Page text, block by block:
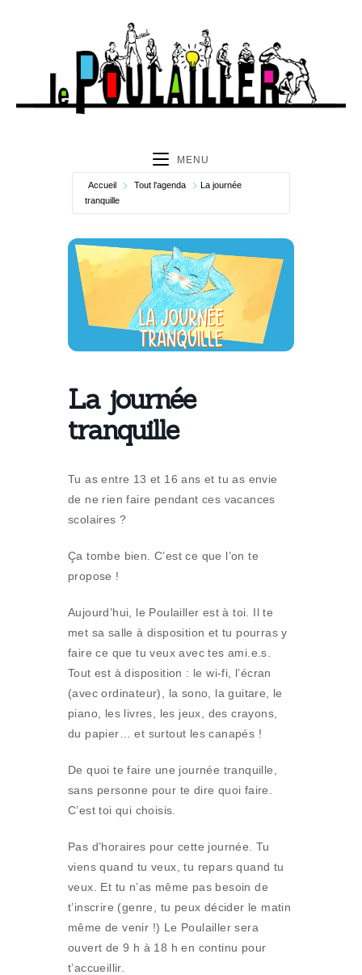
MENU
Accueil Tout l'agenda
La journée
tranquille
La journée
tranquille
Tu as entre 13 et 16 ans et tu as envie
de ne rien faire pendant ces vacances
scolaires ?
Ça tombe bien. C’est ce que l’on te
propose !
Aujourd’hui, le Poulailler est à toi. Il te
met sa salle à disposition et tu pourras y
faire ce que tu veux avec tes ami.e.s.
Tout est à disposition : le wi-fi, l’écran
(avec ordinateur), la sono, la guitare, le
piano, les livres, les jeux, des crayons,
du papier… et surtout les canapés !
De quoi te faire une journée tranquille,
sans personne pour te dire quoi faire.
C’est toi qui choisis.
Pas d’horaires pour cette journée. Tu
viens quand tu veux, tu repars quand tu
veux. Et tu n’as même pas besoin de
t’inscrire (genre, tu peux décider le matin
même de venir !) Le Poulailler sera
ouvert de 9 h à 18 h en continu pour
t’accueillir.